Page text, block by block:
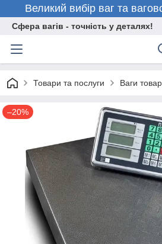
Великий вибір ваг та
Сфера вагів - точність у деталях!
Товари та послуги Ваги
–20%